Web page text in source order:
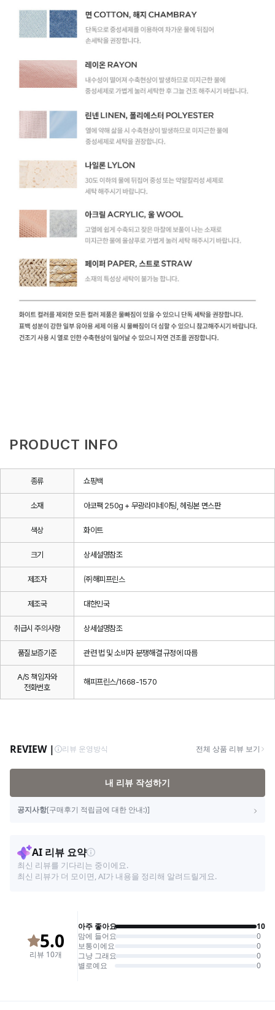
PRODUCT INFO
종류 쇼핑백
소재 아코팩 250g + 무광라미네이팅, 헤링본 면스판
색상 화이트
크기 상세설명참조
제조자 ㈜해피프린스
제조국 대한민국
취급시 주의사항 상세설명참조
품질보증기준 관련 법 및 소비자 분쟁해결 규정에 따름
A/S 책임자와
전화번호
해피프린스/1668-1570